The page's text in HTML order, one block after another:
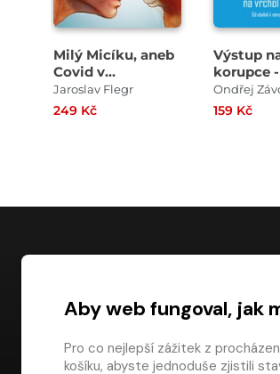
Milý Micíku, aneb
Covid v
Kocourkově
Jaroslav Flegr
249 Kč
Výstup
korupce
obálek k
prostituci
Ondřej
159 Kč
digiport.cz © 2026
Aby web fungoval, jak
Pro co nejlepší zážitek z
košíku, abyste jednoduše zjistili